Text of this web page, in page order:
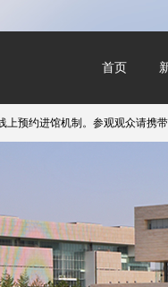
首页
进馆机制。参观观众请携带